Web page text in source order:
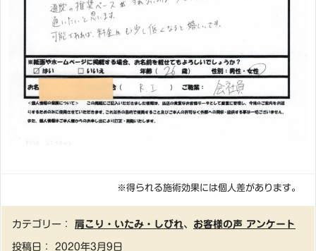
※得られる施術効果には個人差があります。
カテゴリー： 肩こり・いたみ・しびれ 、 お客様の声 アンケート
投稿日： 2020年3月9日